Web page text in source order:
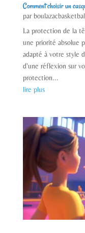
Comment choisir un
par
La protection de la
une priorité absolue
adapté à votre style
d'une réflexion sur
protection...
lire plus